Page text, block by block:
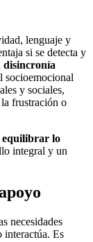
lenguaje y
si se detecta y
disincronía
socioemocional
y sociales,
frustración o
equilibrar lo
integral y un
necesidades
interactúa. Es